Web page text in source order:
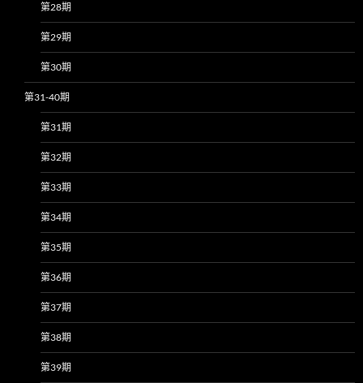
第28期
第29期
第30期
第31-40期
第31期
第32期
第33期
第34期
第35期
第36期
第37期
第38期
第39期